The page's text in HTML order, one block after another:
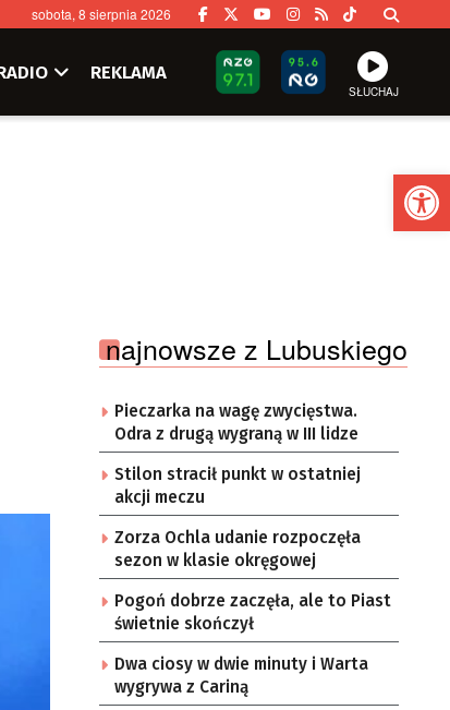
sobota, 8 sierpnia 2026
REKLAMA
SŁUCHAJ
najnowsze z Lubuskiego
Pieczarka na wagę zwycięstwa.
Odra z drugą wygraną w III lidze
Stilon stracił punkt w ostatniej
akcji meczu
Zorza Ochla udanie rozpoczęła
sezon w klasie okręgowej
Pogoń dobrze zaczęła, ale to Piast
świetnie skończył
Dwa ciosy w dwie minuty i Warta
wygrywa z Cariną